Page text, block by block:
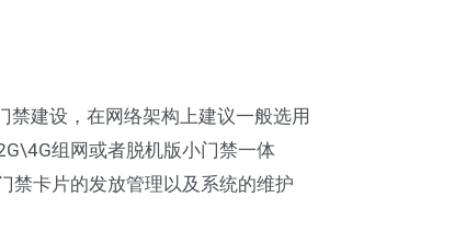
建设，在网络架构上建议一般选用
组网或者脱机版小门禁一体
禁卡片的发放管理以及系统的维护